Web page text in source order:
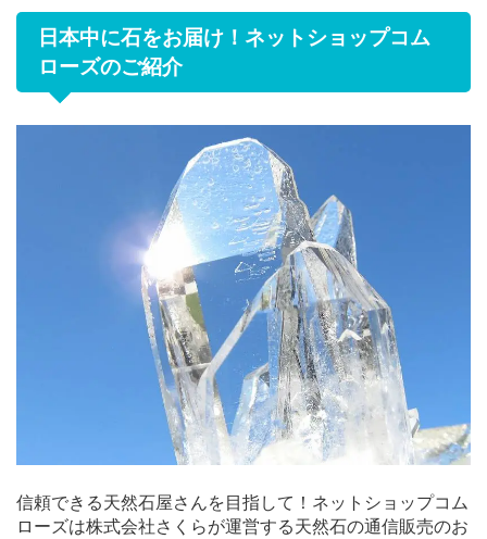
日本中に石をお届け！ネットショップコム
ローズのご紹介
信頼できる天然石屋さんを目指して！ネットショップコム
ローズは株式会社さくらが運営する天然石の通信販売のお